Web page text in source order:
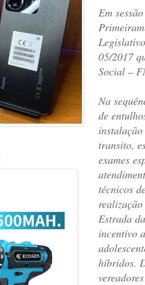
Em
05/2017
Social –
Na
de
transito,
exames
técnicos
Estrada
incentivo
híbridos.